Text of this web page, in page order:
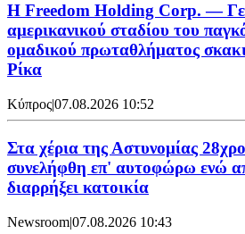
Η Freedom Holding Corp. —
αμερικανικού σταδίου του
ομαδικού πρωταθλήματος
Ρίκα
Κύπρος|07.08.2026 10:52
Στα χέρια της Αστυνομίας
συνελήφθη επ' αυτοφώρω ενώ
διαρρήξει κατοικία
Newsroom|07.08.2026 10:43